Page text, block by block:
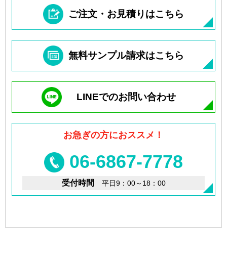
ご注文・お見積りはこちら
無料サンプル請求はこちら
LINEでのお問い合わせ
お急ぎの方におススメ！
06-6867-7778
受付時間 平日9：00～18：00